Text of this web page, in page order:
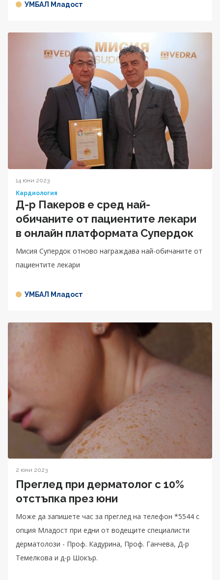
УМБАЛ Младост
14 юни 2023
Кардиология
Д-р Пакеров е сред най-
обичаните от пациентите лекари
в онлайн платформата Супердок
Мисия Супердок отново награждава най-обичаните от
пациентите лекари
УМБАЛ Младост
2 юни 2023
Преглед при дерматолог с 10%
отстъпка през юни
Може да запишете час за преглед на телефон *5544 с
опция Младост при едни от водещите специалисти
дерматолози - Проф. Кадурина, Проф. Ганчева, Д-р
Темелкова и д-р Шокър.